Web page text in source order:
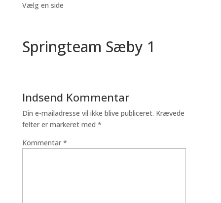
Vælg en side
Springteam Sæby 1
Indsend Kommentar
Din e-mailadresse vil ikke blive publiceret. Krævede
felter er markeret med *
Kommentar *